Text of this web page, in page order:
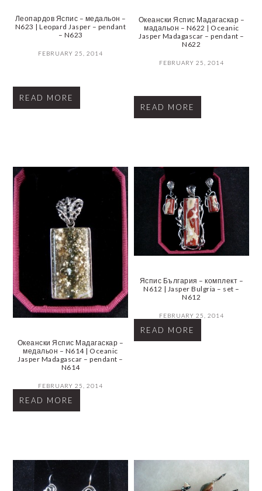
Леопардов Яспис – медальон –
N623 | Leopard Jasper – pendant
– N623
FEBRUARY 25, 2014
READ MORE
Океански Яспис Мадагаскар –
мадальон – N622 | Oceanic
Jasper Madagascar – pendant –
N622
FEBRUARY 25, 2014
READ MORE
Океански Яспис Мадагаскар –
медальон – N614 | Oceanic
Jasper Madagascar – pendant –
N614
FEBRUARY 25, 2014
READ MORE
Яспис България – комплект –
N612 | Jasper Bulgria – set –
N612
FEBRUARY 25, 2014
READ MORE